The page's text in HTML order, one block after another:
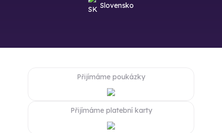
Slovensko
Přijímáme poukázky
Přijímáme platební karty